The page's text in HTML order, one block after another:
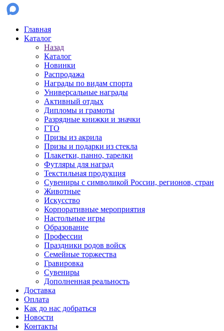
Главная
Каталог
Назад
Каталог
Новинки
Распродажа
Награды по видам спорта
Универсальные награды
Активный отдых
Дипломы и грамоты
Разрядные книжки и значки
ГТО
Призы из акрила
Призы и подарки из стекла
Плакетки, панно, тарелки
Футляры для наград
Текстильная продукция
Сувениры с символикой России, регионов, стран
Животные
Искусство
Корпоративные мероприятия
Настольные игры
Образование
Профессии
Праздники родов войск
Семейные торжества
Гравировка
Сувениры
Дополненная реальность
Доставка
Оплата
Как до нас добраться
Новости
Контакты